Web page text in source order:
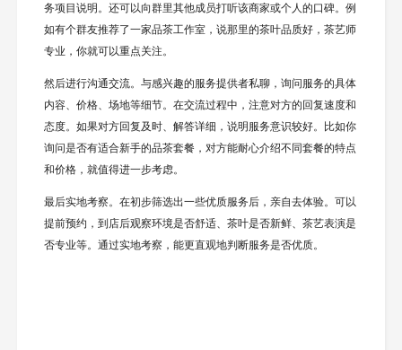
务项目说明。还可以向群里其他成员打听该商家或个人的口碑。例
如有个群友推荐了一家品茶工作室，说那里的茶叶品质好，茶艺师
专业，你就可以重点关注。
然后进行沟通交流。与感兴趣的服务提供者私聊，询问服务的具体
内容、价格、场地等细节。在交流过程中，注意对方的回复速度和
态度。如果对方回复及时、解答详细，说明服务意识较好。比如你
询问是否有适合新手的品茶套餐，对方能耐心介绍不同套餐的特点
和价格，就值得进一步考虑。
最后实地考察。在初步筛选出一些优质服务后，亲自去体验。可以
提前预约，到店后观察环境是否舒适、茶叶是否新鲜、茶艺表演是
否专业等。通过实地考察，能更直观地判断服务是否优质。